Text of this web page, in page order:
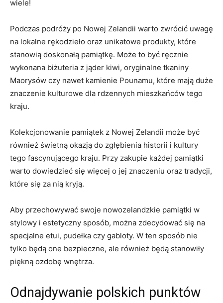
wiele!
Podczas podróży po Nowej Zelandii warto zwrócić uwagę
na lokalne‍ rękodzieło ⁢oraz unikatowe produkty, które
stanowią doskonałą pamiątkę. Może to być ręcznie
wykonana biżuteria z jąder kiwi, oryginalne tkaniny
Maorysów⁢ czy nawet kamienie Pounamu, które mają duże
znaczenie kulturowe dla rdzennych mieszkańców tego
kraju.
Kolekcjonowanie ⁣pamiątek z ‍Nowej Zelandii może być
również świetną okazją do zgłębienia historii i kultury
tego fascynującego kraju.‌ Przy zakupie każdej pamiątki
warto dowiedzieć się więcej‌ o jej znaczeniu oraz⁢ tradycji,
które się za nią kryją.
Aby przechowywać swoje nowozelandzkie pamiątki w
‍stylowy i⁤ estetyczny sposób, można zdecydować się na⁣
specjalne⁢ etui, pudełka czy gabloty. ‍W ten sposób nie
tylko będą one bezpieczne, ale również będą ‍stanowiły
piękną ozdobę wnętrza.
Odnajdywanie polskich punktów⁢